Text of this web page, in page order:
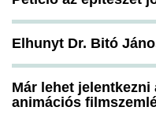
Elhunyt Dr. Bitó
Már lehet
animációs